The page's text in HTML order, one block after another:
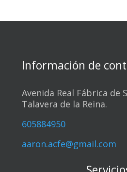
Información de
Avenida Real Fábrica de
Talavera de la Reina.
605884950
aaron.acfe@gmail.com